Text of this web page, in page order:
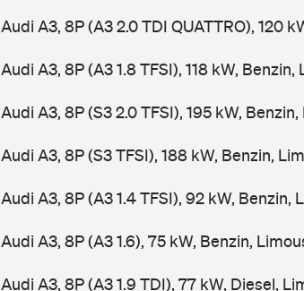
Audi A3, 8P (A3 2.0 TDI QUATTRO), 120
Audi A3, 8P (A3 1.8 TFSI), 118 kW,
Audi A3, 8P (S3 2.0 TFSI), 195 kW,
Audi A3, 8P (S3 TFSI), 188 kW, Benzin,
Audi A3, 8P (A3 1.4 TFSI), 92 kW, Benzin,
Audi A3, 8P (A3 1.6), 75 kW, Benzin,
Audi A3, 8P (A3 1.9 TDI), 77 kW, Diesel,